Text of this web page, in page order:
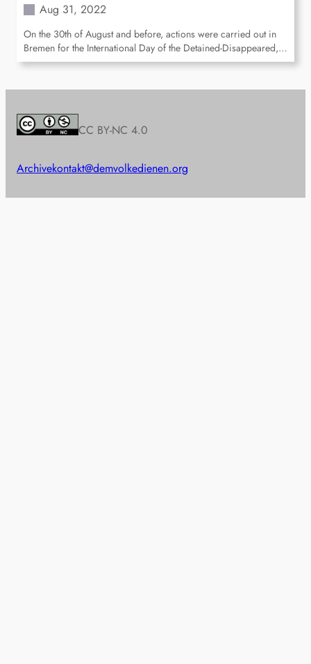
Aug 31, 2022
On the 30th of August and before, actions were carried out in
Bremen for the International Day of the Detained-Disappeared,…
CC BY-NC 4.0
Archivekontakt@demvolkedienen.org